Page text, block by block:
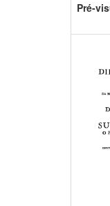
Pré-